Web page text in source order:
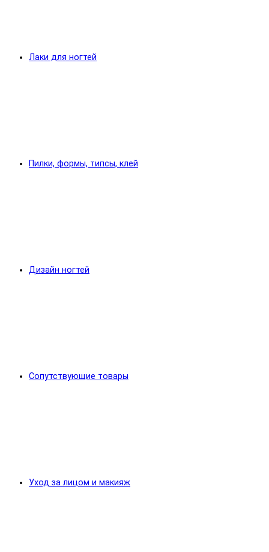
Лаки для ногтей
Пилки, формы, типсы, клей
Дизайн ногтей
Сопутствующие товары
Уход за лицом и макияж